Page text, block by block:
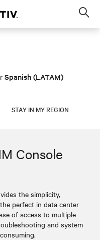
Spanish (LATAM)
STAY IN MY REGION
Console
the simplicity,
perfect in data center
of access to multiple
and system